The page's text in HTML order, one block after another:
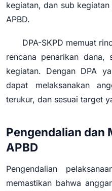
kegiatan, dan sub
APBD.
DPA-SKPD memuat
rencana penarikan dana,
kegiatan. Dengan DPA
dapat melaksanakan
terukur, dan sesuai target
Pengendalian dan
APBD
Pengendalian
memastikan bahwa